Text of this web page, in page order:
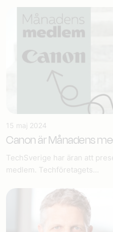
15 maj 2024
Canon är Månadens
TechSverige har äran att
medlem. Techföretagets...